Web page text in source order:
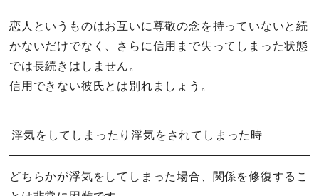
恋人というものはお互いに尊敬の念を持っていないと続
かないだけでなく、さらに信用まで失ってしまった状態
では長続きはしません。
信用できない彼氏とは別れましょう。
浮気をしてしまったり浮気をされてしまった時
どちらかが浮気をしてしまった場合、関係を修復するこ